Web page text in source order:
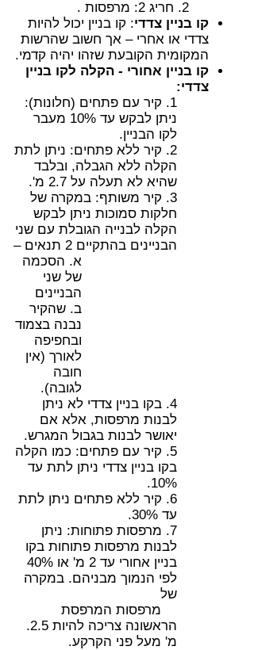
קו בניין צדדי: קו בניין יכול להיות
צדדי או אחרי – אך חשוב שהרשות
המקומית הקובעת שזהו יהיה קדמי.
קו בניין אחורי - הקלה לקו בניין
צדדי:
1. קיר עם פתחים (חלונות):
ניתן לבקש עד 10% מעבר
לקו הבניין.
2. קיר ללא פתחים: ניתן לתת
הקלה ללא הגבלה, ובלבד
שהיא לא תעלה על 2.7 מ'.
3. קיר משותף: במקרה של
חלקות סמוכות ניתן לבקש
הקלה לבנייה הגובלת עם שני
הבניינים בהתקיים 2 תנאים –
א. הסכמה
של שני
הבניינים
ב. שהקיר
נבנה בצמוד
ובחפיפה
לאורך (אין
חובה
לגובה).
4. בקו בניין צדדי לא ניתן
לבנות מרפסות, אלא אם
יאושר לבנות בגבול המגרש.
5. קיר עם פתחים: כמו הקלה
בקו בניין צדדי ניתן לתת עד
10%.
6. קיר ללא פתחים ניתן לתת
עד 30%.
7. מרפסות פתוחות: ניתן
לבנות מרפסות פתוחות בקו
בניין אחורי עד 2 מ' או 40%
לפי הנמוך מבניהם. במקרה
של
מרפסות המרפסת
הראשונה צריכה להיות 2.5.
מ' מעל פני הקרקע.